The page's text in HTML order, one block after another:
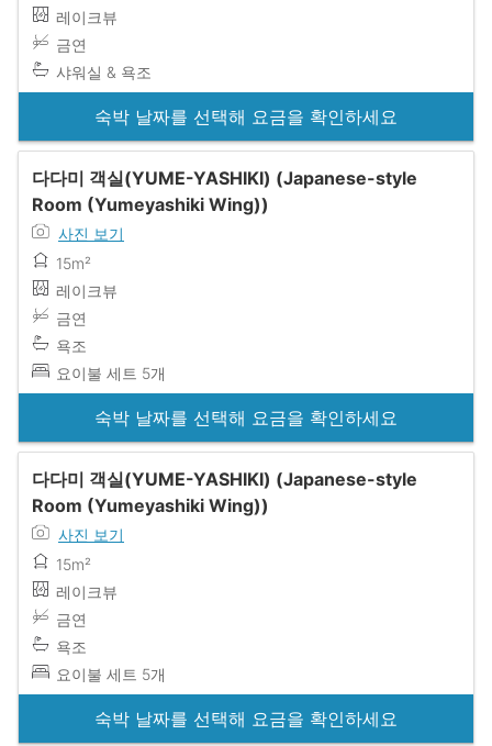
레이크뷰
금연
샤워실 & 욕조
숙박 날짜를 선택해 요금을 확인하세요
다다미 객실(YUME-YASHIKI) (Japanese-style
Room (Yumeyashiki Wing))
사진 보기
15m²
레이크뷰
금연
욕조
요이불 세트 5개
숙박 날짜를 선택해 요금을 확인하세요
다다미 객실(YUME-YASHIKI) (Japanese-style
Room (Yumeyashiki Wing))
사진 보기
15m²
레이크뷰
금연
욕조
요이불 세트 5개
숙박 날짜를 선택해 요금을 확인하세요